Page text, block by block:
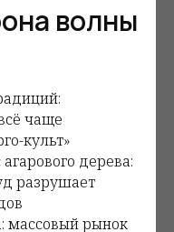
волны
чаще
культ»
дерева:
разрушает
массовый рынок